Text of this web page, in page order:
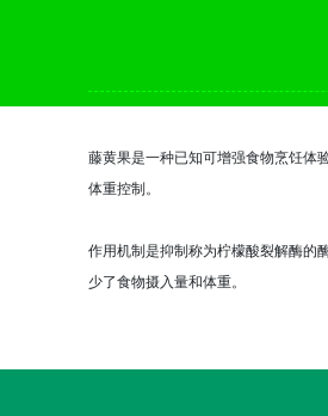
藤黄果是一种已知可增强食物烹饪体
体重控制。
作用机制是抑制称为柠檬酸裂解酶的
少了食物摄入量和体重。